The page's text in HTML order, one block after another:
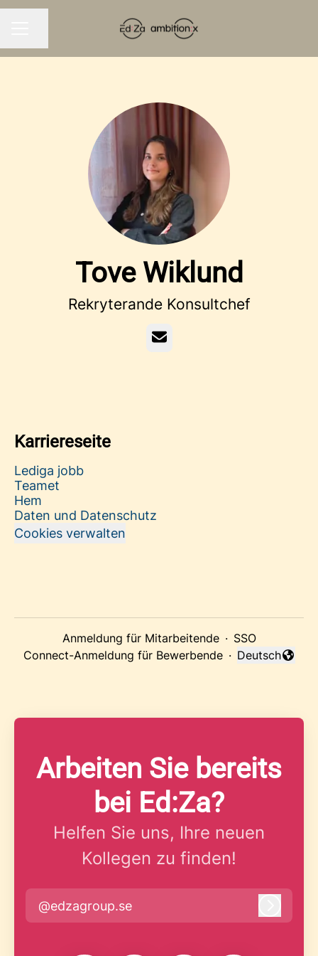
Tove Wiklund
Rekryterande Konsultchef
E-Mail
Karriereseite
Lediga jobb
Teamet
Hem
Daten und Datenschutz
Cookies verwalten
Anmeldung für Mitarbeitende · SSO
Connect-Anmeldung für Bewerbende ·
Sprache
Deutsch
Arbeiten Sie bereits
bei Ed:Za?
Helfen Sie uns, Ihre neuen
Kollegen zu finden!
@edzagroup.se